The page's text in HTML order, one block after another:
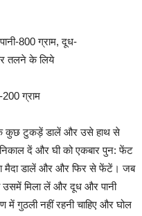
800 ग्राम, दूध-
तलने के लिये
200 ग्राम
कुछ टुकड़ें डालें और उसे हाथ से
दें और घी को एकबार पुन: फेंट
मैदा डालें और और फिर से फेंटें। जब
उसमें मिला लें और दूध और पानी
गुठली नहीं रहनी चाहिए और घोल